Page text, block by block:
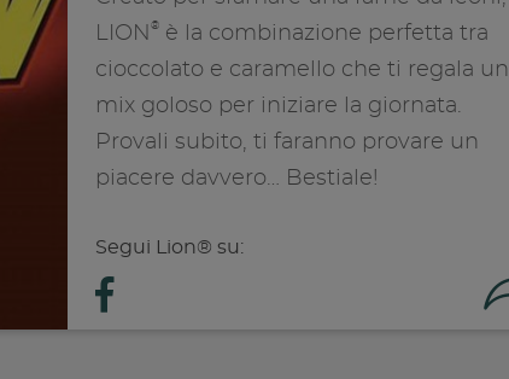
LION ®
è la combinazione perfetta tra
cioccolato e caramello che ti regala un
mix goloso per iniziare la giornata.
Provali subito, ti faranno provare un
piacere davvero… Bestiale!
Segui Lion® su: